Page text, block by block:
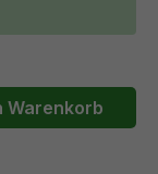
Warenkorb